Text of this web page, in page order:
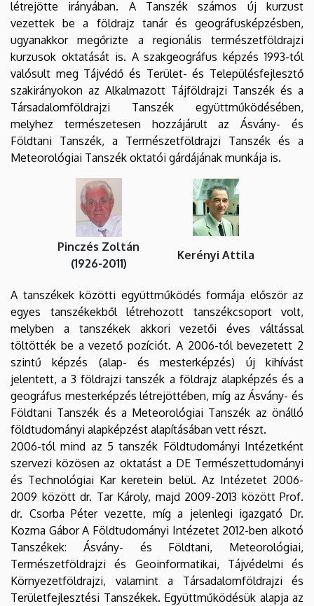
létrejötte irányában. A Tanszék számos új kurzust
vezettek be a földrajz tanár és geográfusképzésben,
ugyanakkor megőrizte a regionális természetföldrajzi
kurzusok oktatását is. A szakgeográfus képzés 1993-tól
valósult meg Tájvédő és Terület- és Településfejlesztő
szakirányokon az Alkalmazott Tájföldrajzi Tanszék és a
Társadalomföldrajzi Tanszék együttműködésében,
melyhez természetesen hozzájárult az Ásvány- és
Földtani Tanszék, a Természetföldrajzi Tanszék és a
Meteorológiai Tanszék oktatói gárdájának munkája is.
Pinczés Zoltán
(1926-2011)
Kerényi Attila
A tanszékek közötti együttműködés formája először az
egyes tanszékekből létrehozott tanszékcsoport volt,
melyben a tanszékek akkori vezetői éves váltással
töltötték be a vezető pozíciót. A 2006-tól bevezetett 2
szintű képzés (alap- és mesterképzés) új kihívást
jelentett, a 3 földrajzi tanszék a földrajz alapképzés és a
geográfus mesterképzés létrejöttében, míg az Ásvány- és
Földtani Tanszék és a Meteorológiai Tanszék az önálló
földtudományi alapképzést alapításában vett részt.
2006-tól mind az 5 tanszék Földtudományi Intézetként
szervezi közösen az oktatást a DE Természettudományi
és Technológiai Kar keretein belül. Az Intézetet 2006-
2009 között dr. Tar Károly, majd 2009-2013 között Prof.
dr. Csorba Péter vezette, míg a jelenlegi igazgató Dr.
Kozma Gábor A Földtudományi Intézetet 2012-ben alkotó
Tanszékek: Ásvány- és Földtani, Meteorológiai,
Természetföldrajzi és Geoinformatikai, Tájvédelmi és
Környezetföldrajzi, valamint a Társadalomföldrajzi és
Területfejlesztési Tanszékek. Együttműködésük alapja az